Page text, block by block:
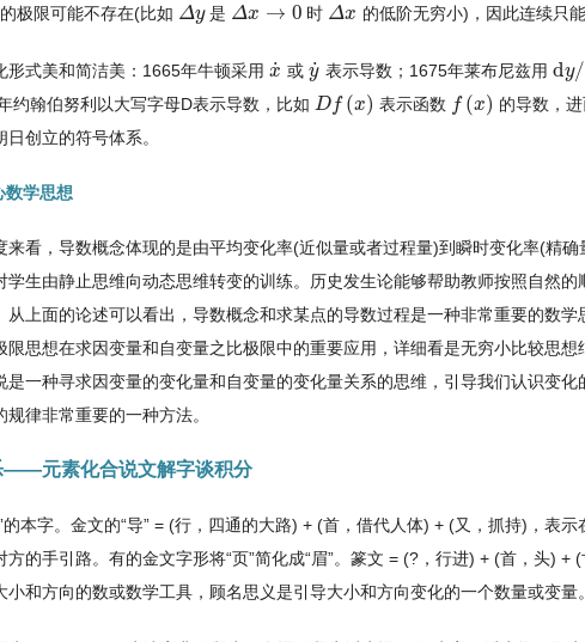
的极限可能不存在(比如 Δy
Δy 是 Δx → 0
Δx→0 时 Δx
Δx 的低阶无穷小)，因此连续只
形式美和简洁美：1665年牛顿采用 x
˙
x˙ 或 y
˙
y˙ 表示导数；1675年莱布尼兹用dy/
dy/d
约翰伯努利以大写字母D表示导数，比如 Df (x)
Df(x ) 表示函数 f (x)
f( x)
的导数，
创立的符号体系。
数学思想
来看，导数概念体现的是由平均变化率(近似量或者过程量)到瞬时变化率(精
学生由静止思维向动态思维转变的训练。历史发生论能够帮助教师按照自然
从上面的论述可以看出，导数概念和求某点的导数过程是一种非常重要的数
限思想在求因变量和自变量之比极限中的重要应用，详细看是无穷小比较思
是一种寻求因变量的变化量和自变量的变化量关系的思维，引导我们认识变
律非常重要的一种方法。
――元素化合说文解字谈积分
”的本字。金文的“导” = (行，四通的大路) + (首，借代人体) + (又，抓持)，表
方的手引路。有的金文字形将“页”简化成“眉”。篆文 = (?，行进) + (首，头) +
小和方向的数或数学工具，顾名思义是引导大小和方向变化的一个数量或变量。